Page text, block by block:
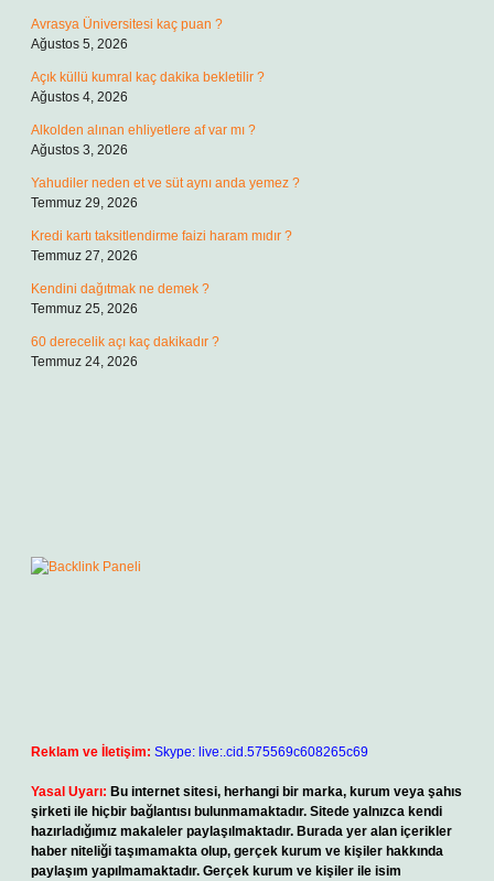
Avrasya Üniversitesi kaç puan ?
Ağustos 5, 2026
Açık küllü kumral kaç dakika bekletilir ?
Ağustos 4, 2026
Alkolden alınan ehliyetlere af var mı ?
Ağustos 3, 2026
Yahudiler neden et ve süt aynı anda yemez ?
Temmuz 29, 2026
Kredi kartı taksitlendirme faizi haram mıdır ?
Temmuz 27, 2026
Kendini dağıtmak ne demek ?
Temmuz 25, 2026
60 derecelik açı kaç dakikadır ?
Temmuz 24, 2026
Reklam ve İletişim: Skype: live:.cid.575569c608265c69
Yasal Uyarı: Bu internet sitesi, herhangi bir marka, kurum veya şahıs
şirketi ile hiçbir bağlantısı bulunmamaktadır. Sitede yalnızca kendi
hazırladığımız makaleler paylaşılmaktadır. Burada yer alan içerikler
haber niteliği taşımamakta olup, gerçek kurum ve kişiler hakkında
paylaşım yapılmamaktadır. Gerçek kurum ve kişiler ile isim